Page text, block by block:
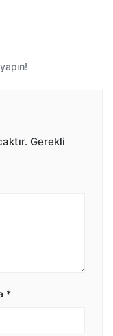
Gerekli
*